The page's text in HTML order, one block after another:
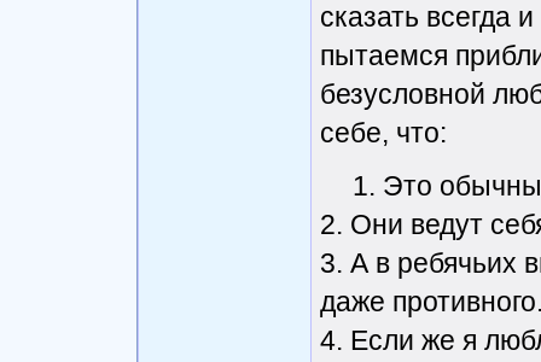
сказать всегда
пытаемся
безусловной
себе, что:
1. Это
2. Они ведут
3. А в ребячьих
даже
4. Если же я